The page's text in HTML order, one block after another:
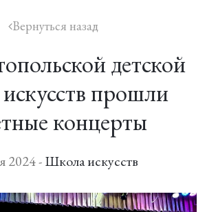
icon
Вернуться назад
детской
прошли
концерты
2024 -Школа искусств